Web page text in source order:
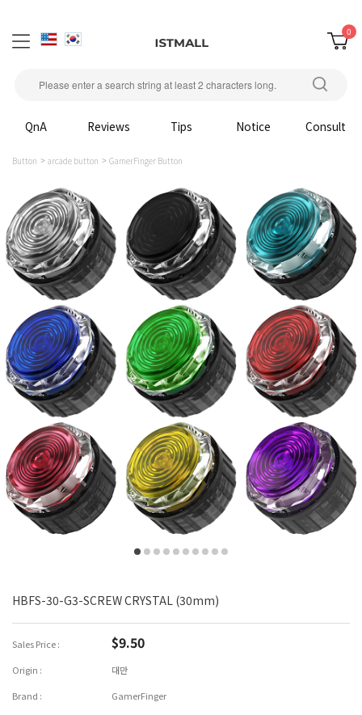
0
QnA Reviews Tips Notice Consult
Button arcade button GamerFinger Button
HBFS-30-G3-SCREW CRYSTAL (30mm)
Sales Price : $9.50
Origin :
대만
Brand :
GamerFinger